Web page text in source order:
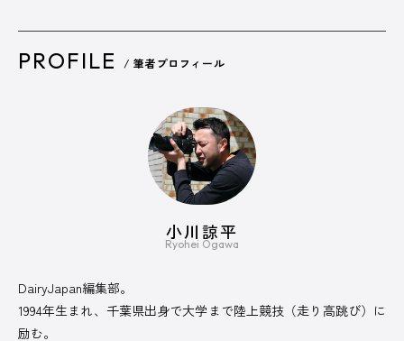
PROFILE / 筆者プロフィール
小川諒平
Ryohei Ogawa
DairyJapan編集部。
1994年生まれ、千葉県出身で大学まで陸上競技（走り高跳び）に
励む。